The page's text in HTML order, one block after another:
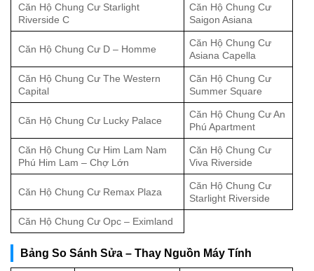
Căn Hộ Chung Cư Starlight
Riverside C
Căn Hộ Chung Cư
Saigon Asiana
Căn Hộ Chung Cư D – Homme
Căn Hộ Chung Cư
Asiana Capella
Căn Hộ Chung Cư The Western
Capital
Căn Hộ Chung Cư
Summer Square
Căn Hộ Chung Cư Lucky Palace
Căn Hộ Chung Cư An
Phú Apartment
Căn Hộ Chung Cư Him Lam Nam
Phú Him Lam – Chợ Lớn
Căn Hộ Chung Cư
Viva Riverside
Căn Hộ Chung Cư Remax Plaza
Căn Hộ Chung Cư
Starlight Riverside
Căn Hộ Chung Cư Opc – Eximland
Bảng So Sánh Sửa – Thay Nguồn Máy Tính